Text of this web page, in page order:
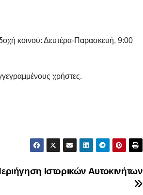
κοινού: Δευτέρα-Παρασκευή, 9:00
χρήστες.
Ιστορικών Αυτοκινήτων